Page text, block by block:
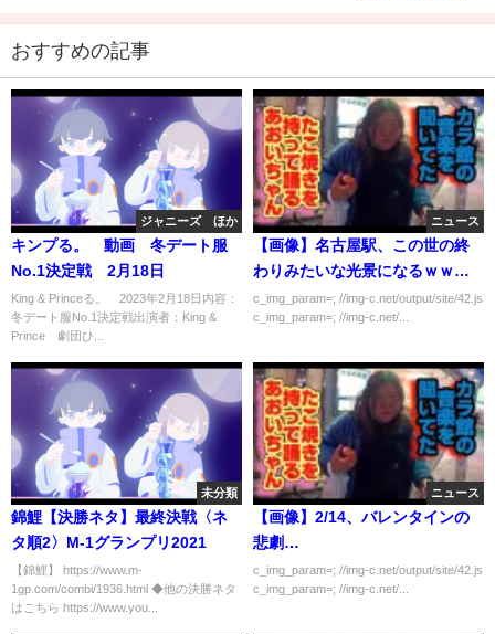
おすすめの記事
ジャニーズ ほか
キンプる。 動画 冬デート服
No.1決定戦 2月18日
King & Princeる。 2023年2月18日内容：
冬デート服No.1決定戦出演者：King &
Prince 劇団ひ...
ニュース
【画像】名古屋駅、この世の終
わりみたいな光景になるｗｗｗ
ｗｗ
c_img_param=; //img-c.net/output/site/42.js
c_img_param=; //img-c.net/...
未分類
錦鯉【決勝ネタ】最終決戦〈ネ
タ順2〉M-1グランプリ2021
【錦鯉】 https://www.m-
1gp.com/combi/1936.html ◆他の決勝ネタ
はこちら https://www.you...
ニュース
【画像】2/14、バレンタインの
悲劇…
c_img_param=; //img-c.net/output/site/42.js
c_img_param=; //img-c.net/...